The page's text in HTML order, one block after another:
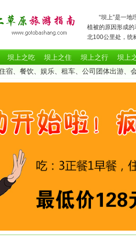
“坝上”是一地
植被的原因形成
北100公里处，
坝上之吃 坝上之住 坝上之行
坝上
宿、餐饮、娱乐、租车、公司团体出游、